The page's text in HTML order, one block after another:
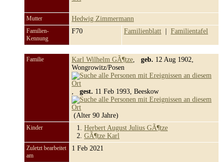
Mutter Hedwig Zimmermann
Familien-
Kennung
F70 Familienblatt Familientafel
Familie Karl Wilhelm GÃ¶tze geb. 12 Aug 1902,
Wongrowitz/Posen
gest. 11 Feb 1993, Beeskow
(Alter 90 Jahre)
Kinder 1. Herbert August Julius GÃ¶tze
2. GÃ¶tze Karl
Zuletzt bearbeitet
am
1 Feb 2021